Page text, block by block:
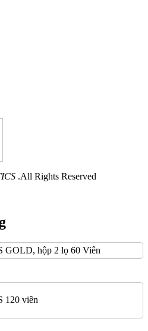
.All Rights Reserved
GOLD, hộp 2 lọ 60 Viên
120 viên